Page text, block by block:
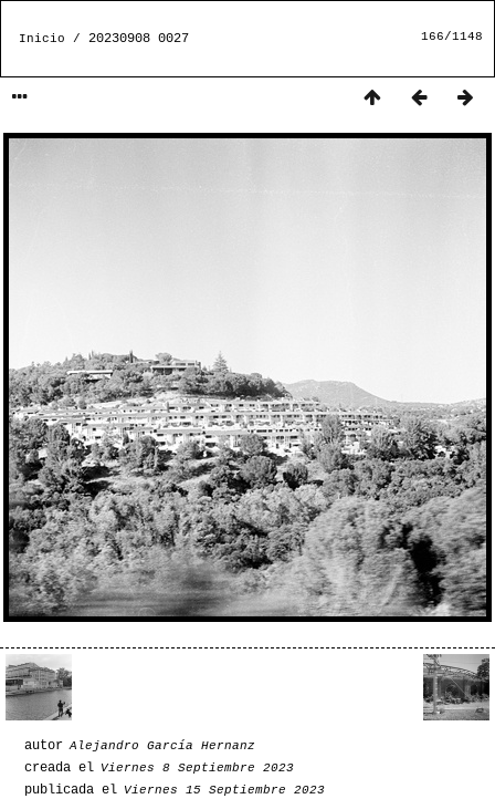
166/1148
Inicio / 20230908 0027
autor Alejandro García Hernanz
creada el Viernes 8 Septiembre 2023
publicada el Viernes 15 Septiembre 2023